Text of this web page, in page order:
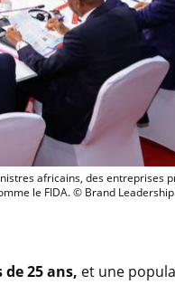
du Cirad, a assisté à la table
africains, des entreprises
le FIDA. © Brand Leadership
25 ans, et une